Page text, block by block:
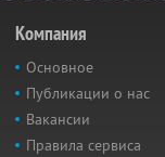
Компания
Основное
Публикации о нас
Вакансии
Правила сервиса